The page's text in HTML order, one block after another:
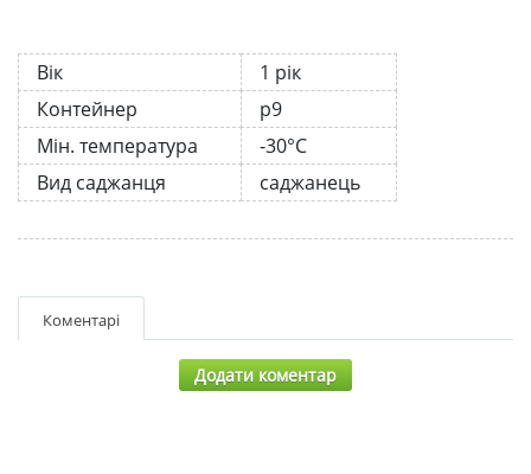
Вік
1 рік
Контейнер
р9
Мін. температура
-30°C
Вид саджанця
саджанець
Коментарі
Додати коментар